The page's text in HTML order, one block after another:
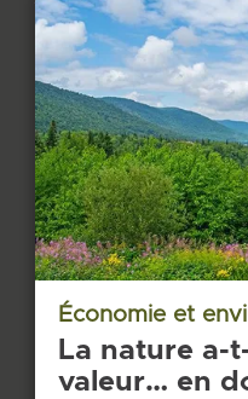
Économie et
La nature a-
valeur… en